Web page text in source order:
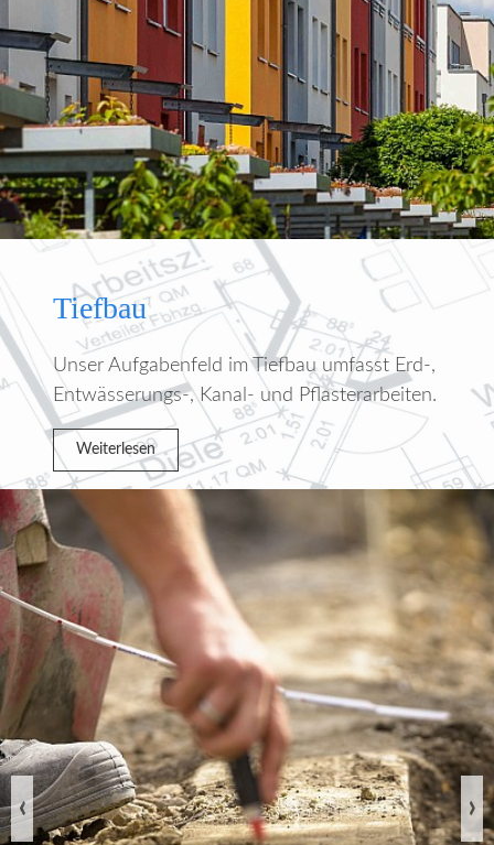
Tiefbau
Unser Aufgabenfeld im Tiefbau umfasst Erd-,
Entwässerungs-, Kanal- und Pflasterarbeiten.
Weiterlesen